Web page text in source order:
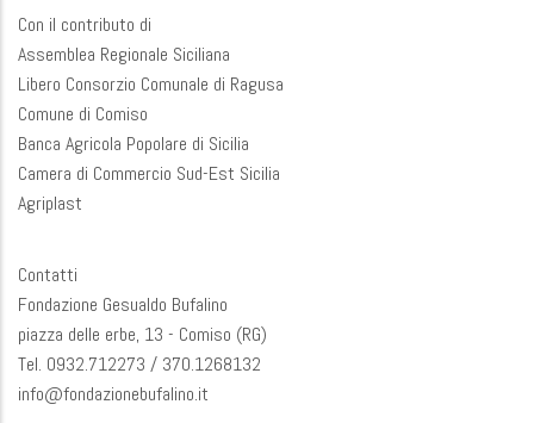
Con il contributo di
Assemblea Regionale Siciliana
Libero Consorzio Comunale di Ragusa
Comune di Comiso
Banca Agricola Popolare di Sicilia
Camera di Commercio Sud-Est Sicilia
Agriplast
Contatti
Fondazione Gesualdo Bufalino
piazza delle erbe, 13 - Comiso (RG)
Tel. 0932.712273 / 370.1268132
info@fondazionebufalino.it